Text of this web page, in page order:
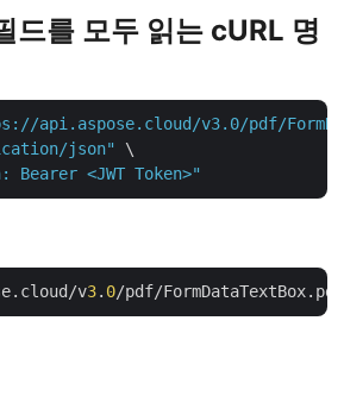
를 모두 읽는 cURL 명
api.aspose.cloud/v3.0/pdf/
json"
\
<JWT Token>"
v3. 0